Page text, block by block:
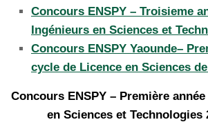
Concours ENSPY – Troisieme
Ingénieurs en Sciences et
Concours ENSPY Yaounde–
cycle de Licence en Sciences
Concours ENSPY – Première
en Sciences et Technologies